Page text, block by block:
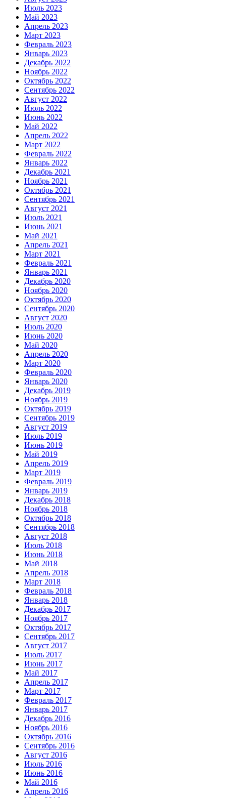
Июль 2023
Май 2023
Апрель 2023
Март 2023
Февраль 2023
Январь 2023
Декабрь 2022
Ноябрь 2022
Октябрь 2022
Сентябрь 2022
Август 2022
Июль 2022
Июнь 2022
Май 2022
Апрель 2022
Март 2022
Февраль 2022
Январь 2022
Декабрь 2021
Ноябрь 2021
Октябрь 2021
Сентябрь 2021
Август 2021
Июль 2021
Июнь 2021
Май 2021
Апрель 2021
Март 2021
Февраль 2021
Январь 2021
Декабрь 2020
Ноябрь 2020
Октябрь 2020
Сентябрь 2020
Август 2020
Июль 2020
Июнь 2020
Май 2020
Апрель 2020
Март 2020
Февраль 2020
Январь 2020
Декабрь 2019
Ноябрь 2019
Октябрь 2019
Сентябрь 2019
Август 2019
Июль 2019
Июнь 2019
Май 2019
Апрель 2019
Март 2019
Февраль 2019
Январь 2019
Декабрь 2018
Ноябрь 2018
Октябрь 2018
Сентябрь 2018
Август 2018
Июль 2018
Июнь 2018
Май 2018
Апрель 2018
Март 2018
Февраль 2018
Январь 2018
Декабрь 2017
Ноябрь 2017
Октябрь 2017
Сентябрь 2017
Август 2017
Июль 2017
Июнь 2017
Май 2017
Апрель 2017
Март 2017
Февраль 2017
Январь 2017
Декабрь 2016
Ноябрь 2016
Октябрь 2016
Сентябрь 2016
Август 2016
Июль 2016
Июнь 2016
Май 2016
Апрель 2016